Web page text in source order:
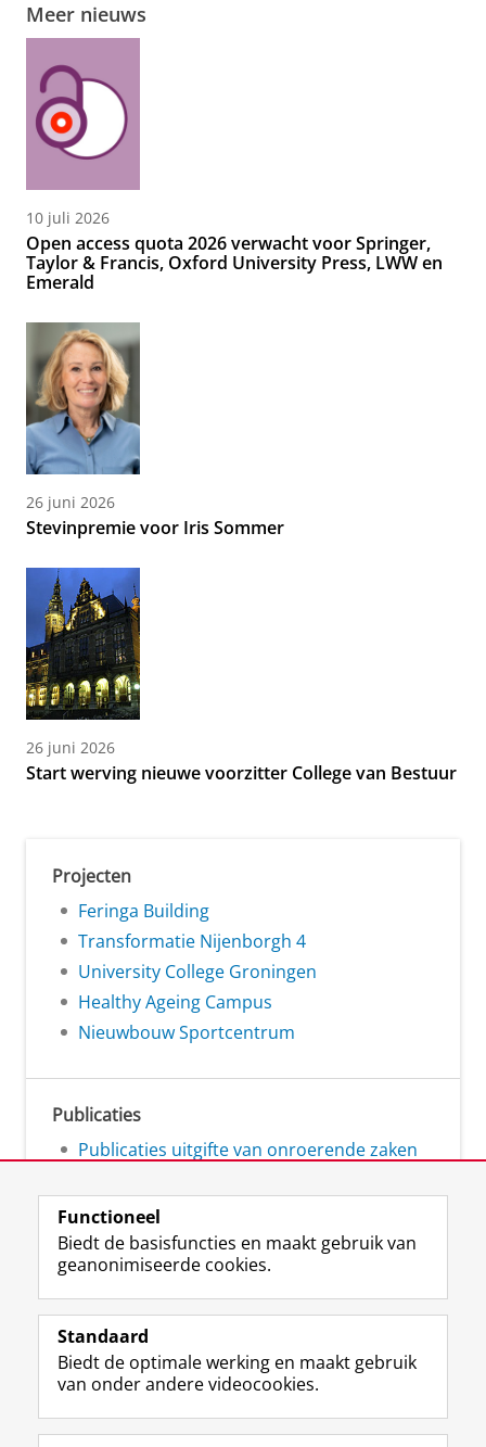
Meer nieuws
10 juli 2026
Open access quota 2026 verwacht voor Springer,
Taylor & Francis, Oxford University Press, LWW en
Emerald
26 juni 2026
Stevinpremie voor Iris Sommer
26 juni 2026
Start werving nieuwe voorzitter College van Bestuur
Projecten
Feringa Building
Transformatie Nijenborgh 4
University College Groningen
Healthy Ageing Campus
Nieuwbouw Sportcentrum
Publicaties
Publicaties uitgifte van onroerende zaken
Volg ons op
L
i
k
e
I
Studiekiezers
Functioneel
Biedt de basisfuncties en maakt gebruik van
geanonimiseerde cookies.
Standaard
Biedt de optimale werking en maakt gebruik
van onder andere videocookies.